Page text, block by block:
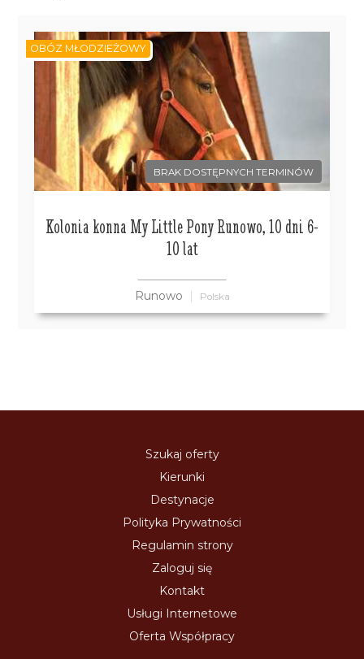
BRAK DOSTĘPNYCH TERMINÓW
Kolonia konna My Little Pony Runowo, 10 dni 6-
10 lat
Runowo Polska
OBÓZ MŁODZIEŻOWY
Szukaj oferty
Kierunki
Destynacje
Polityka Prywatności
Regulamin strony
Zaloguj się
Kontakt
Usługi Internetowe
Oferta Współpracy